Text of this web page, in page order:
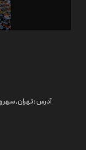
آدرس : تهران,